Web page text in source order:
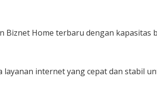
Home terbaru dengan kapasitas
internet yang cepat dan stabil